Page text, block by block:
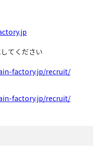
てください
factory.jp/recruit/
factory.jp/recruit/